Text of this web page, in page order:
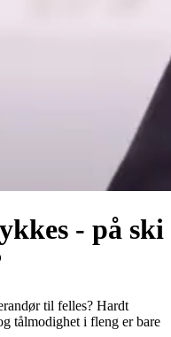
- på ski
til felles? Hardt
tålmodighet i fleng er bare